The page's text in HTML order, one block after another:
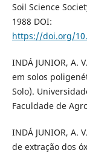
Soil Science
1988 DOI:
https://doi.org/
INDÁ JUNIOR, A.
em solos
Solo).
Faculdade de
INDÁ JUNIOR, A.
de extração dos